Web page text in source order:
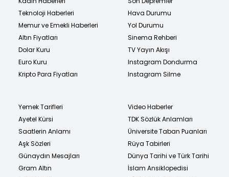
Teknoloji Haberleri
Memur ve Emekli Haberleri
Altın Fiyatları
Dolar Kuru
Euro Kuru
Kripto Para Fiyatları
Hava Durumu
Yol Durumu
Sinema Rehberi
TV Yayın Akışı
Instagram Dondurma
Instagram Silme
Yemek Tarifleri
Ayetel Kürsi
Saatlerin Anlamı
Aşk Sözleri
Günaydın Mesajları
Gram Altın
Video Haberler
TDK Sözlük Anlamları
Üniversite Taban Puanları
Rüya Tabirleri
Dünya Tarihi ve Türk Tarihi
İslam Ansiklopedisi